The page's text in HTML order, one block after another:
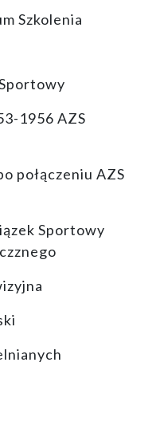
Szkolenia
1956 AZS
połączeniu AZS
Sportowy